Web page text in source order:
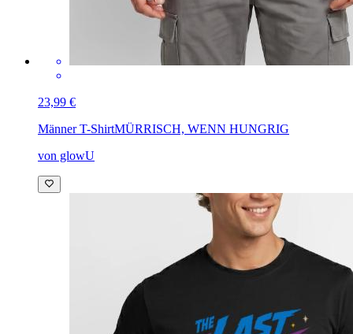
23,99 €
Männer T-ShirtMÜRRISCH, WENN HUNGRIG
von glowU